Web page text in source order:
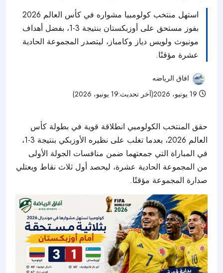
استهل منتخب كولومبيا مشواره في كأس العالم 2026
بفوز مستحق على أوزبكستان بنتيجة 3-1، بفضل أهداف
مونيوث ولويس دياز وكامباز، ليتصدر المجموعة الحادية
عشرة مؤقتًا.
افاق الرياضه
حقق المنتخب الكولومبي انطلاقة قوية في بطولة كأس
العالم 2026، بعدما تغلب على نظيره الأوزبكي بنتيجة 3-1،
في المباراة التي جمعتهما ضمن منافسات الجولة الأولى
من المجموعة الحادية عشرة، ليحصد أول ثلاث نقاط ويعتلي
صدارة المجموعة مؤقتًا.